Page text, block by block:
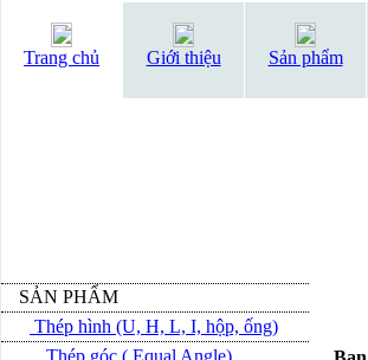
Trang chủ Giới thiệu Sản phẩm
SẢN PHẨM
Thép hình (U, H, L, I, hộp, ống)
Thép góc ( Equal Angle)